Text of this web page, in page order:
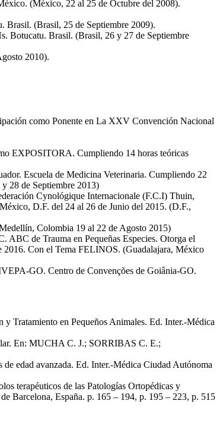
(México, 22 al 25 de Octubre del 2008).
Brasil. (Brasil, 25 de Septiembre 2009).
Botucatu. Brasil. (Brasil, 26 y 27 de Septiembre
2010).
como Ponente en La XXV Convención Nacional
EXPOSITORA. Cumpliendo 14 horas teóricas
Escuela de Medicina Veterinaria. Cumpliendo 22
28 de Septiembre 2013)
Cynológique Internacionale (F.C.I) Thuin,
D.F. del 24 al 26 de Junio del 2015. (D.F.,
Colombia 19 al 22 de Agosto 2015)
ABC de Trauma en Pequeñas Especies. Otorga el
Con el Tema FELINOS. (Guadalajara, México
GO. Centro de Convenções de Goiânia-GO.
Tratamiento en Pequeños Animales. Ed. Inter.-Médica
En: MUCHA C. J.; SORRIBAS C. E.;
edad avanzada. Ed. Inter.-Médica Ciudad Autónoma
terapéuticos de las Patologías Ortopédicas y
Barcelona, España. p. 165 – 194, p. 195 – 223, p. 515